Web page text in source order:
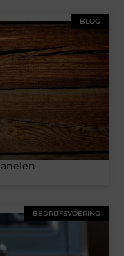
BLOG
BEDRIJFSVOERING